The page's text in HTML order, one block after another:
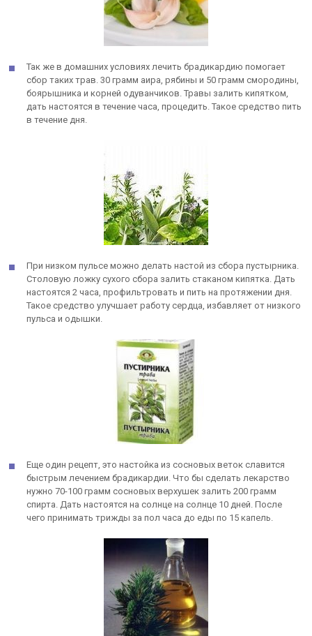
Так же в домашних условиях лечить брадикардию помогает
сбор таких трав. 30 грамм аира, рябины и 50 грамм смородины,
боярышника и корней одуванчиков. Травы залить кипятком,
дать настоятся в течение часа, процедить. Такое средство пить
в течение дня.
При низком пульсе можно делать настой из сбора пустырника.
Столовую ложку сухого сбора залить стаканом кипятка. Дать
настоятся 2 часа, профильтровать и пить на протяжении дня.
Такое средство улучшает работу сердца, избавляет от низкого
пульса и одышки.
Еще один рецепт, это настойка из сосновых веток славится
быстрым лечением брадикардии. Что бы сделать лекарство
нужно 70-100 грамм сосновых верхушек залить 200 грамм
спирта. Дать настоятся на солнце на солнце 10 дней. После
чего принимать трижды за пол часа до еды по 15 капель.